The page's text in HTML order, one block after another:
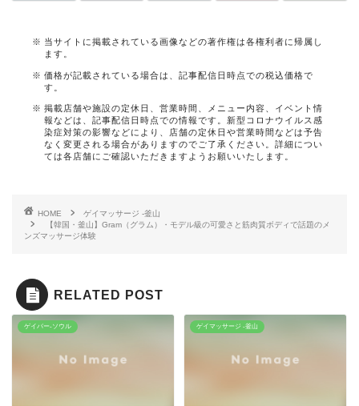
当サイトに掲載されている画像などの著作権は各権利者に帰属し
ます。
価格が記載されている場合は、記事配信日時点での税込価格で
す。
掲載店舗や施設の定休日、営業時間、メニュー内容、イベント情
報などは、記事配信日時点での情報です。新型コロナウイルス感
染症対策の影響などにより、店舗の定休日や営業時間などは予告
なく変更される場合がありますのでご了承ください。詳細につい
ては各店舗にご確認いただきますようお願いいたします。
HOME
ゲイマッサージ -釜山
【韓国・釜山】Gram（グラム）・モデル級の可愛さと筋肉質ボディで話題のメ
ンズマッサージ体験
RELATED POST
ゲイバー-ソウル ゲイマッサージ -釜山